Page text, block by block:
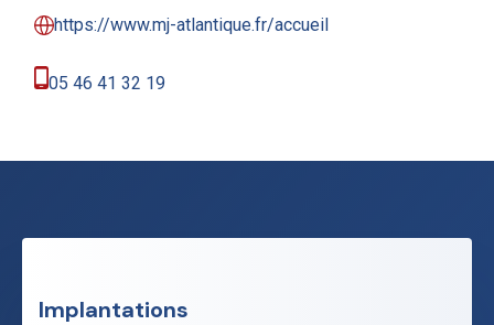
https://www.mj-atlantique.fr/accueil
05 46 41 32 19
Implantations